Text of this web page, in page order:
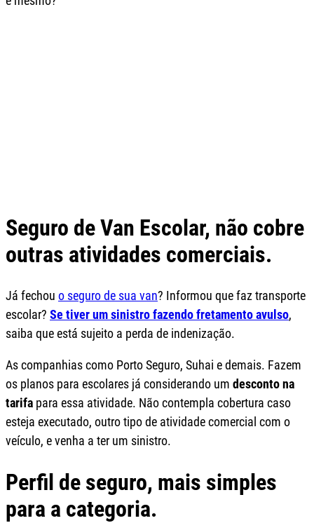
Seguro de Van Escolar, não cobre
outras atividades comerciais.
Já fechou o seguro de sua van? Informou que faz transporte
escolar? Se tiver um sinistro fazendo fretamento avulso,
saiba que está sujeito a perda de indenização.
As companhias como Porto Seguro, Suhai e demais. Fazem
os planos para escolares já considerando um desconto na
tarifa para essa atividade. Não contempla cobertura caso
esteja executado, outro tipo de atividade comercial com o
veículo, e venha a ter um sinistro.
Perfil de seguro, mais simples
para a categoria.